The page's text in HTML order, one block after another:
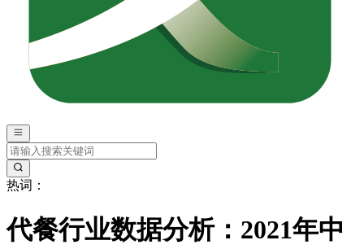
热词：
代餐行业数据分析：2021年中